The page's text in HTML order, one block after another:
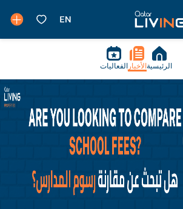
الرئيسية الأخبار الفعاليات